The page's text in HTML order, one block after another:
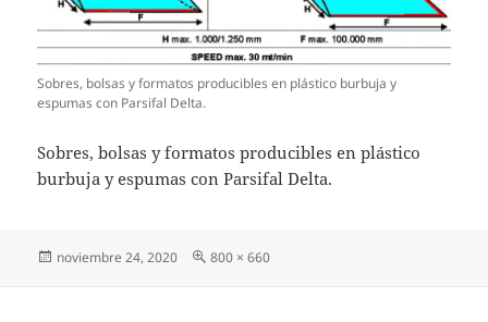
Sobres, bolsas y formatos producibles en plástico burbuja y
espumas con Parsifal Delta.
Sobres, bolsas y formatos producibles en plástico
burbuja y espumas con Parsifal Delta.
Publicado
noviembre 24, 2020
Tamaño
800 × 660